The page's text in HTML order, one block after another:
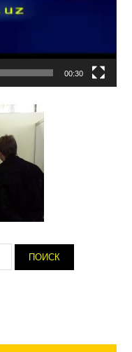
00:30